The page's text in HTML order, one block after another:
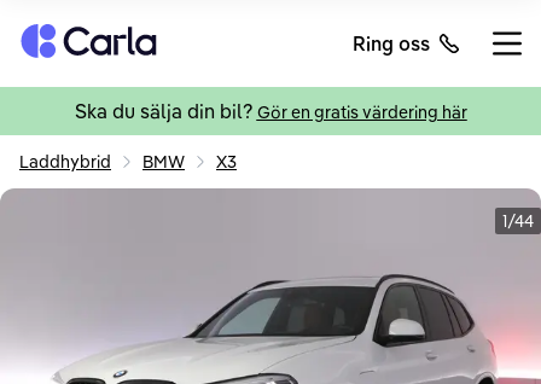
Tillbaka till startsidan Ring oss
Ska du sälja din bil? Gör en gratis värdering här
Laddhybrid BMW X3
1/44